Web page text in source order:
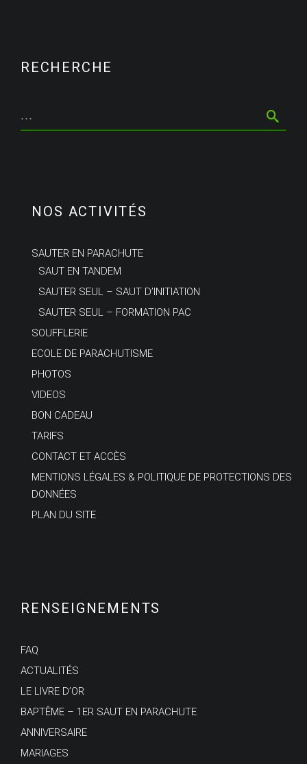
RECHERCHE
NOS ACTIVITÉS
SAUTER EN PARACHUTE
SAUT EN TANDEM
SAUTER SEUL – SAUT D’INITIATION
SAUTER SEUL – FORMATION PAC
SOUFFLERIE
ECOLE DE PARACHUTISME
PHOTOS
VIDEOS
BON CADEAU
TARIFS
CONTACT ET ACCÈS
MENTIONS LÉGALES & POLITIQUE DE PROTECTIONS DES
DONNÉES
PLAN DU SITE
RENSEIGNEMENTS
FAQ
ACTUALITÉS
LE LIVRE D’OR
BAPTÊME – 1ER SAUT EN PARACHUTE
ANNIVERSAIRE
MARIAGES